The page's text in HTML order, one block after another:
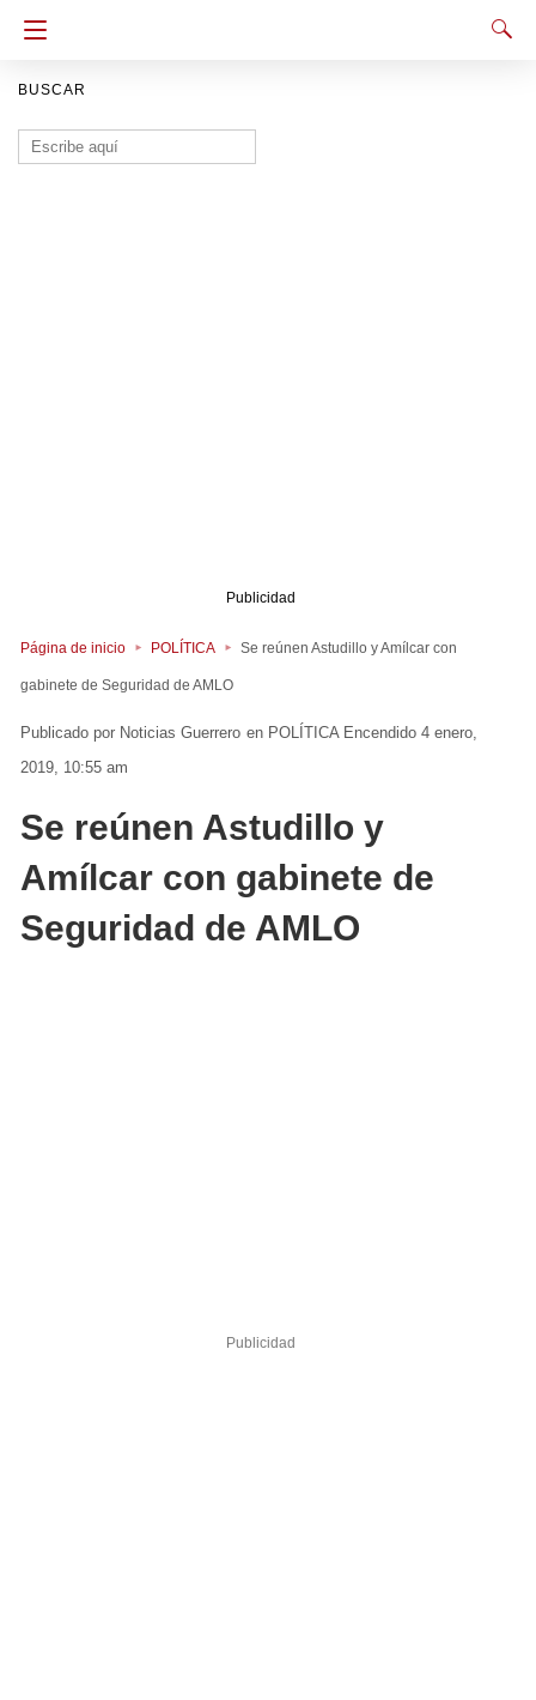
BUSCAR
Buscar:
Publicidad
Página de inicio POLÍTICA Se reúnen Astudillo y Amílcar con
gabinete de Seguridad de AMLO
Noticias Guerrero en POLÍTICA Encendido 4 enero,
2019, 10:55 am
Se reúnen Astudillo y
Amílcar con gabinete de
Seguridad de AMLO
Publicidad